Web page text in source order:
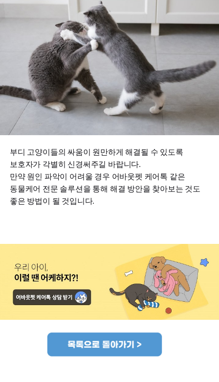
부디 고양이들의 싸움이 원만하게 해결될 수 있도록
보호자가 각별히 신경써주길 바랍니다.
만약 원인 파악이 어려울 경우 어바웃펫 케어톡 같은
동물케어 전문 솔루션을 통해 해결 방안을 찾아보는 것도
좋은 방법이 될 것입니다.